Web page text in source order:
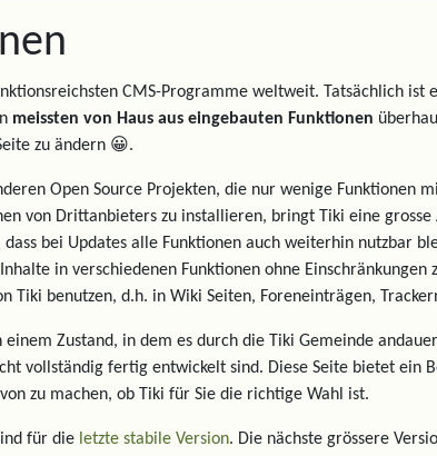
CMS-Programme weltweit. Tatsächlich ist
meissten von Haus aus eingebauten Funktionen
zu ändern 😀.
Open Source Projekten, die nur wenige Funktionen
von Drittanbieters zu installieren, bringt Tiki eine grosse
bei Updates alle Funktionen auch weiterhin nutzbar
in verschiedenen Funktionen ohne Einschränkungen
Tiki benutzen, d.h. in Wiki Seiten, Foreneinträgen,
einem Zustand, in dem es durch die Tiki Gemeinde
vollständig fertig entwickelt sind. Diese Seite bietet ein
zu machen, ob Tiki für Sie die richtige Wahl ist.
für die letzte stabile Version. Die nächste grössere